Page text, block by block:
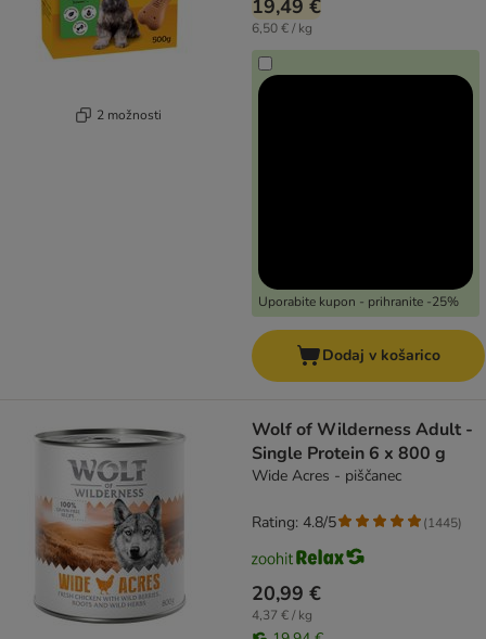
2 možnosti
19,49 €
6,50 € / kg
Uporabite kupon - prihranite -25%
Dodaj v košarico
Wolf of Wilderness Adult -
Single Protein 6 x 800 g
Wide Acres - piščanec
20,99 €
4,37 € / kg
Rating: 4.8/5 (1445)